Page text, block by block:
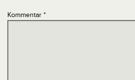
Kommentar *